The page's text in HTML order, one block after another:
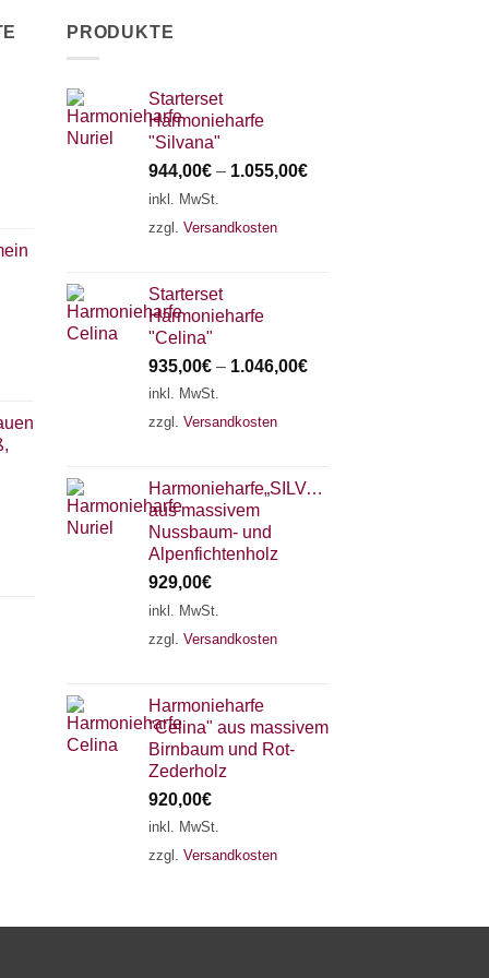
gewählt
PRODUKTE
Starterset
Harmonieharfe
"Silvana"
944,00€ – 1.055,00€
inkl. MwSt.
zzgl. Versandkosten
Starterset
Harmonieharfe
"Celina"
935,00€ – 1.046,00€
inkl. MwSt.
zzgl. Versandkosten
Harmonieharfe„SILVANA"
aus massivem
Nussbaum- und
Alpenfichtenholz
929,00€
inkl. MwSt.
zzgl. Versandkosten
Harmonieharfe
"Celina" aus massivem
Birnbaum und Rot-
Zederholz
920,00€
inkl. MwSt.
zzgl. Versandkosten
18 SAITEN 21 SAITEN 25 SAITEN
AKKORDZITHER